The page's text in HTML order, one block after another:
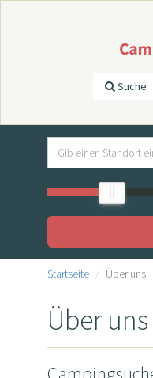
Suche
Startseite Über uns
Über uns